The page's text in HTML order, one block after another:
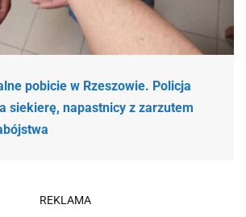
pobicie w Rzeszowie. Policja
siekierę, napastnicy z zarzutem
REKLAMA